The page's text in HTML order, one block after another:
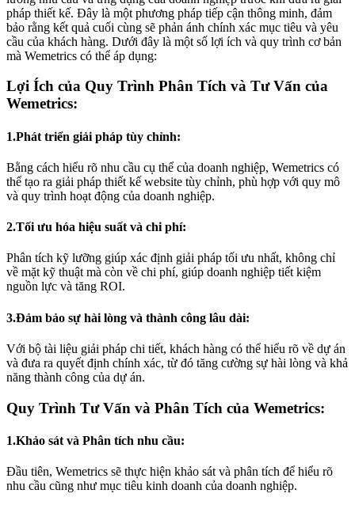
pháp thiết kế. Đây là một phương pháp tiếp cận thông minh, đảm
bảo rằng kết quả cuối cùng sẽ phản ánh chính xác mục tiêu và yêu
cầu của khách hàng. Dưới đây là một số lợi ích và quy trình cơ bản
mà Wemetrics có thể áp dụng:
Lợi Ích của Quy Trình Phân Tích và Tư Vấn của
Wemetrics:
1.Phát triển giải pháp tùy chỉnh:
Bằng cách hiểu rõ nhu cầu cụ thể của doanh nghiệp, Wemetrics có
thể tạo ra giải pháp thiết kế website tùy chỉnh, phù hợp với quy mô
và quy trình hoạt động của doanh nghiệp.
2.Tối ưu hóa hiệu suất và chi phí:
Phân tích kỹ lưỡng giúp xác định giải pháp tối ưu nhất, không chỉ
về mặt kỹ thuật mà còn về chi phí, giúp doanh nghiệp tiết kiệm
nguồn lực và tăng ROI.
3.Đảm bảo sự hài lòng và thành công lâu dài:
Với bộ tài liệu giải pháp chi tiết, khách hàng có thể hiểu rõ về dự án
và đưa ra quyết định chính xác, từ đó tăng cường sự hài lòng và khả
năng thành công của dự án.
Quy Trình Tư Vấn và Phân Tích của Wemetrics:
1.Khảo sát và Phân tích nhu cầu:
Đầu tiên, Wemetrics sẽ thực hiện khảo sát và phân tích để hiểu rõ
nhu cầu cũng như mục tiêu kinh doanh của doanh nghiệp.